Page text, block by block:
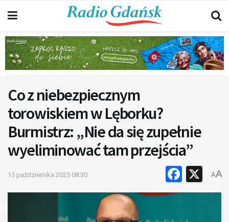
Co z niebezpiecznym
torowiskiem w Lęborku?
Burmistrz: „Nie da się zupełnie
wyeliminować tam przejścia”
15 października 2025 08:30 X
AA